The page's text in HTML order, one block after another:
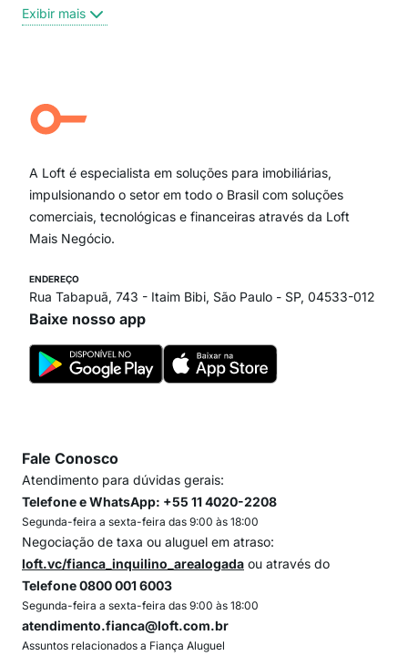
Centro
Campo Belo
Ipiranga
Paraíso
Itaim Bibi
Exibir mais
A Loft é especialista em soluções para imobiliárias,
impulsionando o setor em todo o Brasil com soluções
comerciais, tecnológicas e financeiras através da Loft
Mais Negócio.
ENDEREÇO
Rua Tabapuã, 743 - Itaim Bibi, São Paulo - SP, 04533-012
Baixe nosso app
Fale Conosco
Atendimento para dúvidas gerais:
Telefone e WhatsApp: +55 11 4020-2208
Segunda-feira a sexta-feira das 9:00 às 18:00
Negociação de taxa ou aluguel em atraso:
loft.vc/fianca_inquilino_arealogada ou através do
Telefone 0800 001 6003
Segunda-feira a sexta-feira das 9:00 às 18:00
atendimento.fianca@loft.com.br
Assuntos relacionados a Fiança Aluguel